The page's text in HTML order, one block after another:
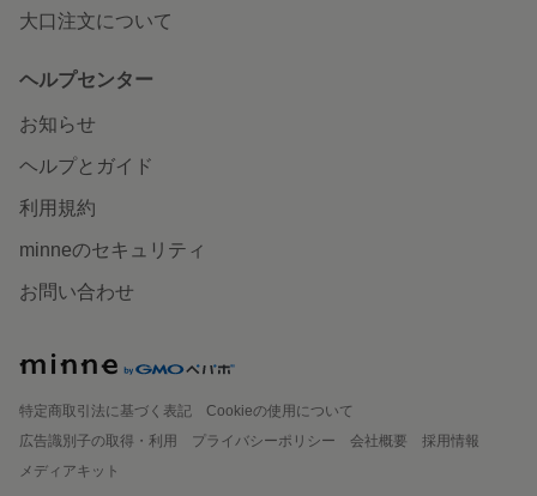
大口注文について
ヘルプセンター
お知らせ
ヘルプとガイド
利用規約
minneのセキュリティ
お問い合わせ
特定商取引法に基づく表記
Cookieの使用について
広告識別子の取得・利用
プライバシーポリシー 会社概要
採用情報
メディアキット